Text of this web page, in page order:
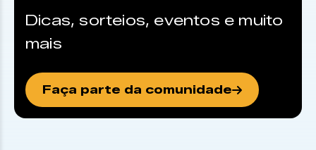
Dicas, sorteios, eventos e muito
mais
Faça parte da comunidade